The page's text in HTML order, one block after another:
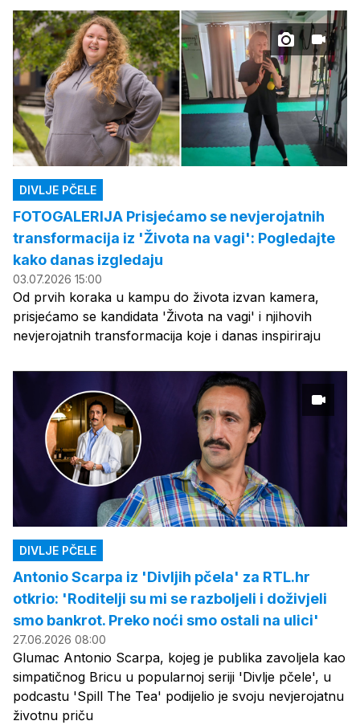
DIVLJE PČELE
FOTOGALERIJA Prisjećamo se nevjerojatnih
transformacija iz 'Života na vagi': Pogledajte
kako danas izgledaju
03.07.2026 15:00
Od prvih koraka u kampu do života izvan kamera,
prisjećamo se kandidata 'Života na vagi' i njihovih
nevjerojatnih transformacija koje i danas inspiriraju
DIVLJE PČELE
Antonio Scarpa iz 'Divljih pčela' za RTL.hr
otkrio: 'Roditelji su mi se razboljeli i doživjeli
smo bankrot. Preko noći smo ostali na ulici'
27.06.2026 08:00
Glumac Antonio Scarpa, kojeg je publika zavoljela kao
simpatičnog Bricu u popularnoj seriji 'Divlje pčele', u
podcastu 'Spill The Tea' podijelio je svoju nevjerojatnu
životnu priču